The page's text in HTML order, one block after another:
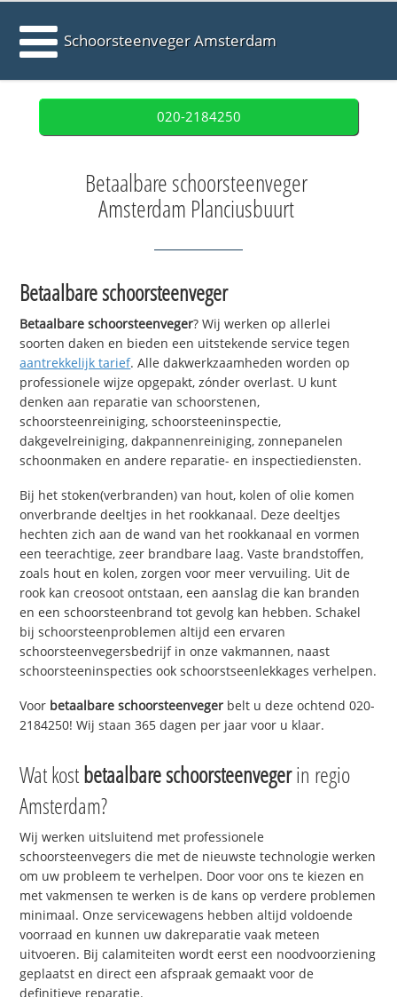
Schoorsteenveger Amsterdam
020-2184250
Betaalbare schoorsteenveger
Amsterdam Planciusbuurt
Betaalbare schoorsteenveger
Betaalbare schoorsteenveger? Wij werken op allerlei
soorten daken en bieden een uitstekende service tegen
aantrekkelijk tarief. Alle dakwerkzaamheden worden op
professionele wijze opgepakt, zónder overlast. U kunt
denken aan reparatie van schoorstenen,
schoorsteenreiniging, schoorsteeninspectie,
dakgevelreiniging, dakpannenreiniging, zonnepanelen
schoonmaken en andere reparatie- en inspectiediensten.
Bij het stoken(verbranden) van hout, kolen of olie komen
onverbrande deeltjes in het rookkanaal. Deze deeltjes
hechten zich aan de wand van het rookkanaal en vormen
een teerachtige, zeer brandbare laag. Vaste brandstoffen,
zoals hout en kolen, zorgen voor meer vervuiling. Uit de
rook kan creosoot ontstaan, een aanslag die kan branden
en een schoorsteenbrand tot gevolg kan hebben. Schakel
bij schoorsteenproblemen altijd een ervaren
schoorsteenvegersbedrijf in onze vakmannen, naast
schoorsteeninspecties ook schoorstseenlekkages verhelpen.
Voor betaalbare schoorsteenveger belt u deze ochtend 020-
2184250! Wij staan 365 dagen per jaar voor u klaar.
Wat kostbetaalbare schoorsteenvegerin regio
Amsterdam?
Wij werken uitsluitend met professionele
schoorsteenvegers die met de nieuwste technologie werken
om uw probleem te verhelpen. Door voor ons te kiezen en
met vakmensen te werken is de kans op verdere problemen
minimaal. Onze servicewagens hebben altijd voldoende
voorraad en kunnen uw dakreparatie vaak meteen
uitvoeren. Bij calamiteiten wordt eerst een noodvoorziening
geplaatst en direct een afspraak gemaakt voor de
definitieve reparatie.